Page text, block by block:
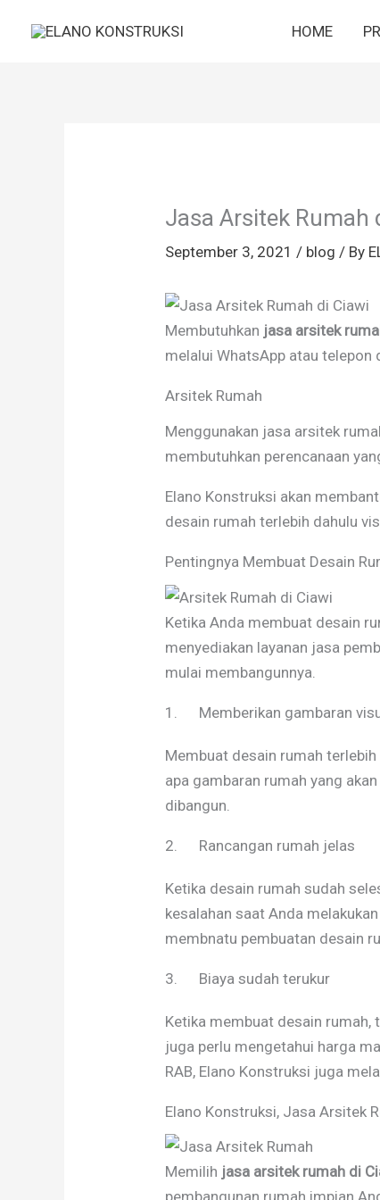
HOME
Jasa Arsitek Rumah
September 3, 2021 / blog / By
Membutuhkan jasa arsitek
melalui WhatsApp atau
Arsitek Rumah
Menggunakan jasa arsitek
membutuhkan perencanaan
Elano Konstruksi akan
desain rumah terlebih dahulu
Pentingnya Membuat Desain
Ketika Anda membuat desain
menyediakan layanan jasa
mulai membangunnya.
1. Memberikan gambaran
Membuat desain rumah
apa gambaran rumah yang
dibangun.
2. Rancangan rumah jelas
Ketika desain rumah sudah
kesalahan saat Anda
membnatu pembuatan desain
3. Biaya sudah terukur
Ketika membuat desain rumah,
juga perlu mengetahui harga
RAB, Elano Konstruksi juga
Elano Konstruksi, Jasa Arsitek
Memilih jasa arsitek rumah di